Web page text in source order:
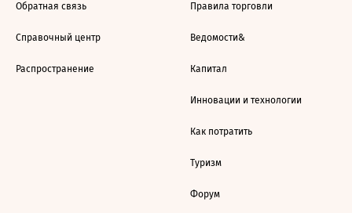
Обратная связь
Справочный центр
Распространение
Правила торговли
Ведомости&
Капитал
Инновации и технологии
Как потратить
Туризм
Форум